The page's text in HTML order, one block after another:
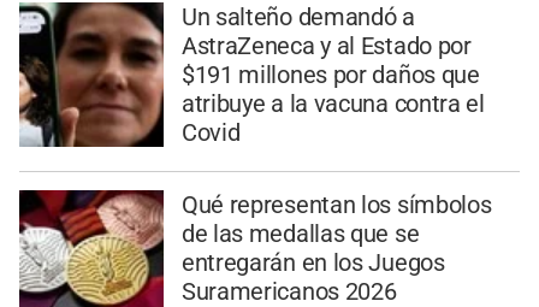
Un salteño demandó a
AstraZeneca y al Estado por
$191 millones por daños que
atribuye a la vacuna contra el
Covid
Qué representan los símbolos
de las medallas que se
entregarán en los Juegos
Suramericanos 2026